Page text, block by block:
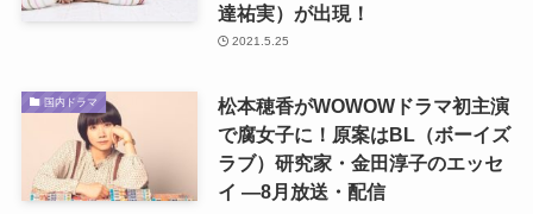
達祐実）が出現！
2021.5.25
国内ドラマ
松本穂香がWOWOWドラマ初主演
で腐女子に！原案はBL（ボーイズ
ラブ）研究家・金田淳子のエッセ
イ ―8月放送・配信